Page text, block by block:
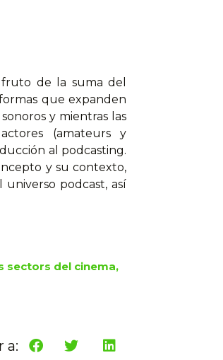
de la suma del
que expanden
y mientras las
(amateurs y
al podcasting.
y su contexto,
podcast, así
sectors del cinema,
a: